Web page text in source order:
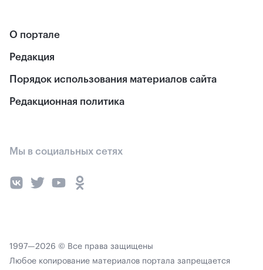
О портале
Редакция
Порядок использования материалов сайта
Редакционная политика
Мы в социальных сетях
1997—2026 © Все права защищены
Любое копирование материалов портала запрещается